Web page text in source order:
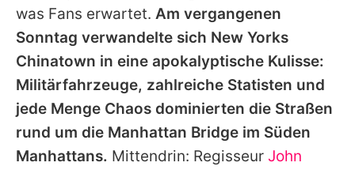
App runterladen
Team
Redaktionelle Richtlinien
Impressum
Datenschutzerklärung
was Fans erwartet. Am vergangenen
Sonntag verwandelte sich New Yorks
Chinatown in eine apokalyptische Kulisse:
Militärfahrzeuge, zahlreiche Statisten und
jede Menge Chaos dominierten die Straßen
rund um die Manhattan Bridge im Süden
Manhattans. Mittendrin: Regisseur John